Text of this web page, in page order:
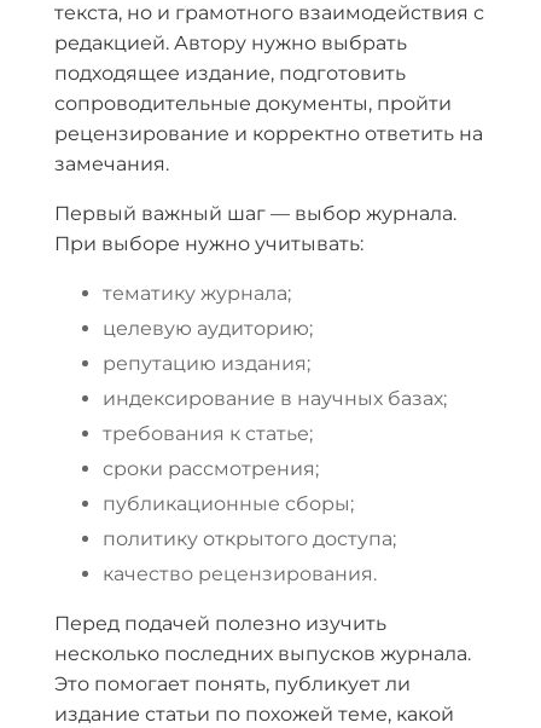
текста, но и грамотного взаимодействия с
редакцией. Автору нужно выбрать
подходящее издание, подготовить
сопроводительные документы, пройти
рецензирование и корректно ответить на
замечания.
Первый важный шаг — выбор журнала.
При выборе нужно учитывать:
тематику журнала;
целевую аудиторию;
репутацию издания;
индексирование в научных базах;
требования к статье;
сроки рассмотрения;
публикационные сборы;
политику открытого доступа;
качество рецензирования.
Перед подачей полезно изучить
несколько последних выпусков журнала.
Это помогает понять, публикует ли
издание статьи по похожей теме, какой